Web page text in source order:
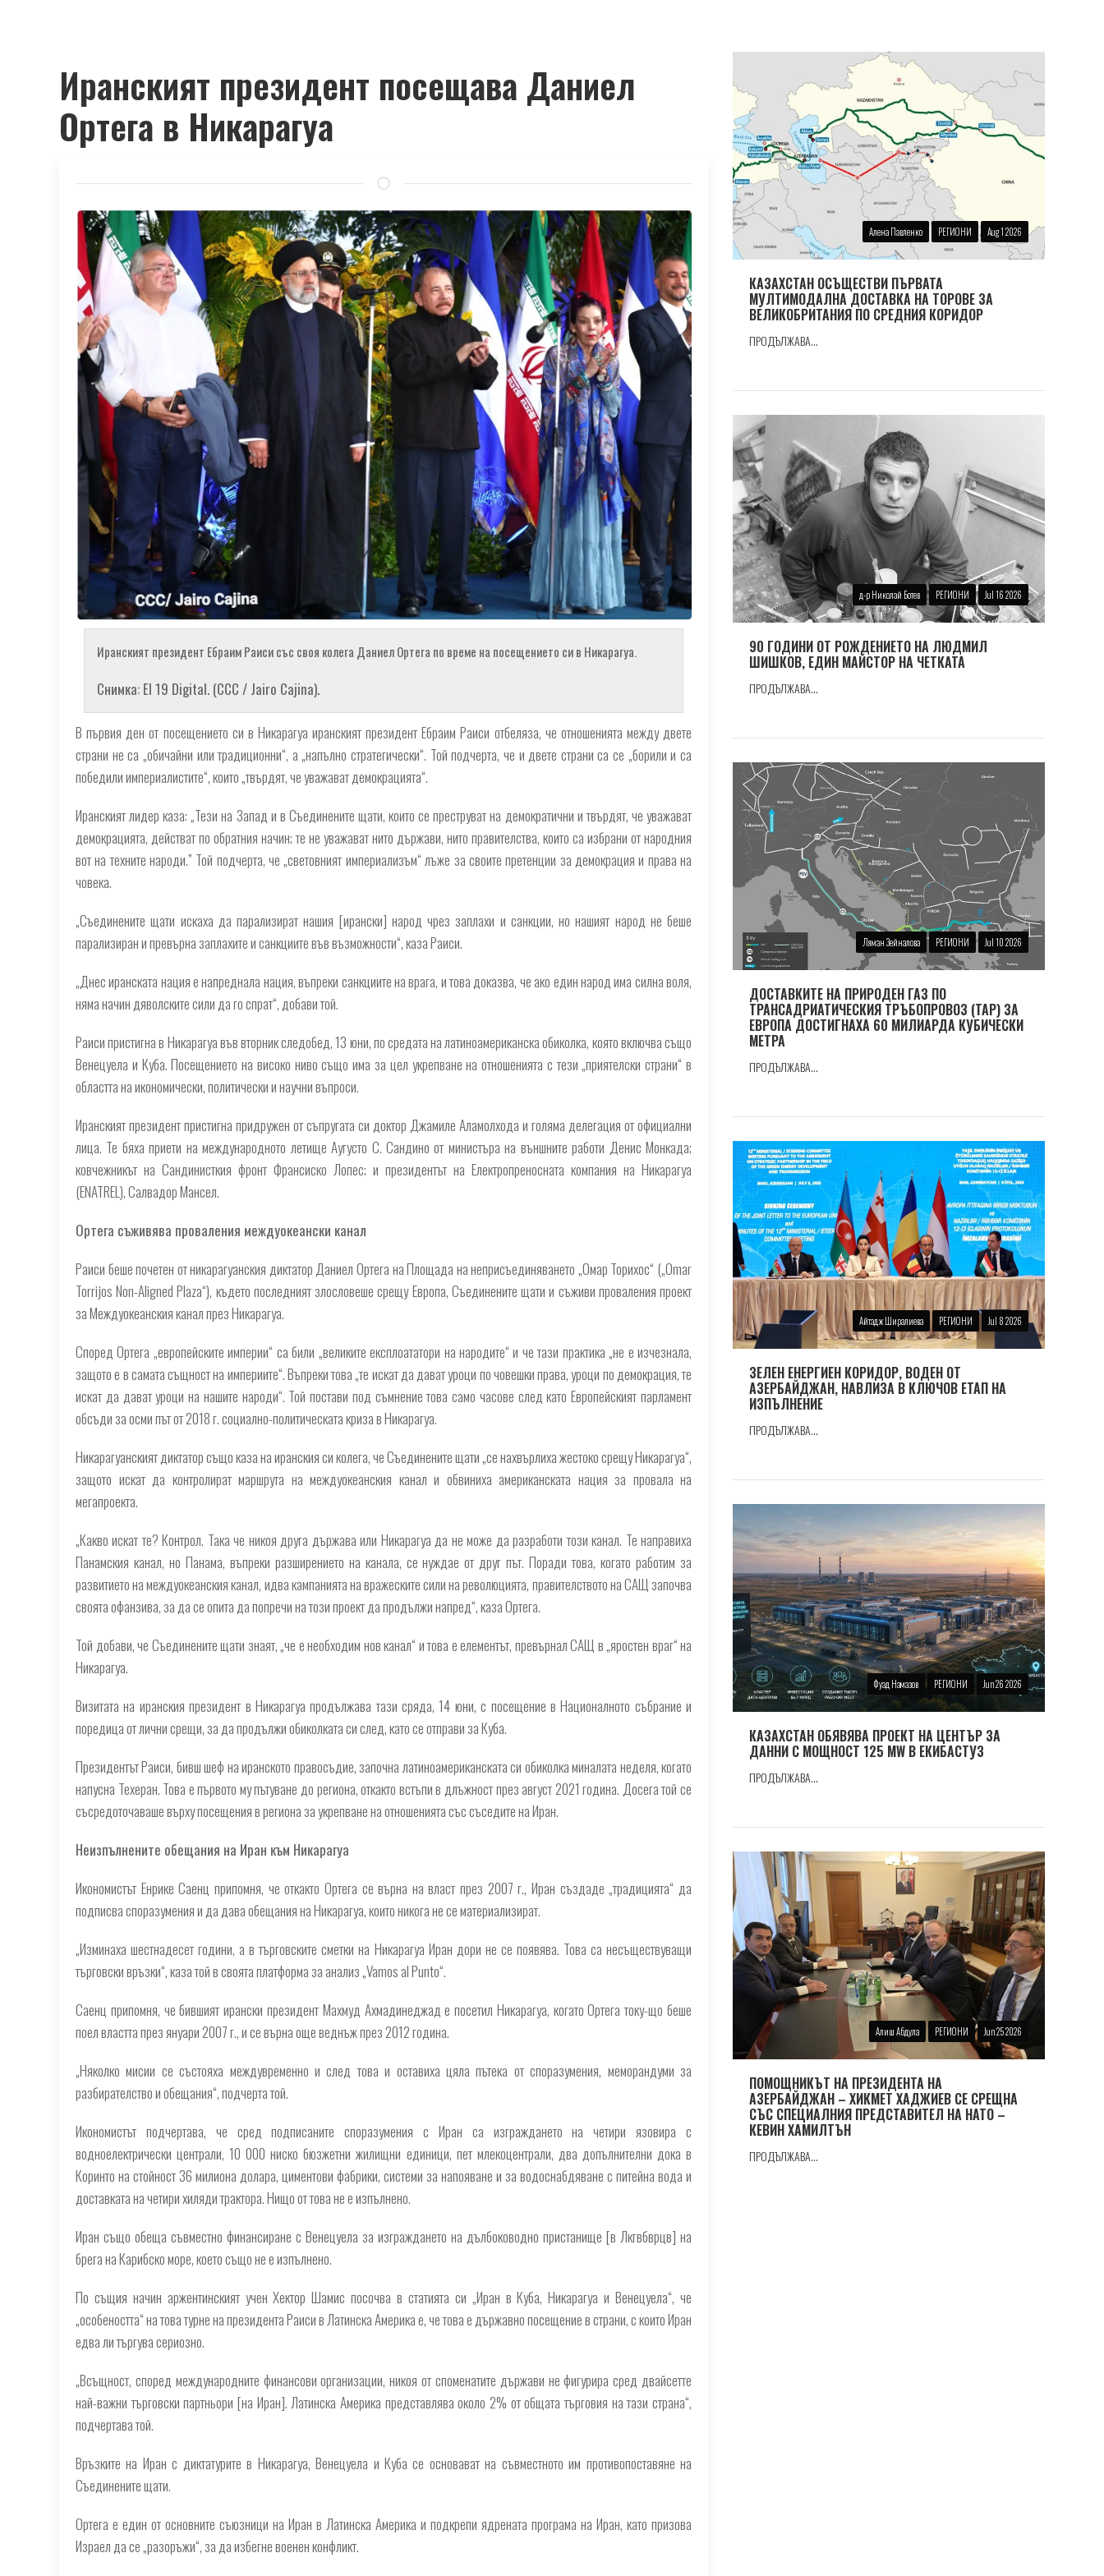
Иранският президент посещава Даниел
Ортега в Никарагуа
Иранският президент Ебраим Раиси със своя колега Даниел Ортега по време на посещението си в Никарагуа.
Снимка: El 19 Digital. (CCC / Jairo Cajina).
В първия ден от посещението си в Никарагуа иранският президент Ебраим Раиси отбеляза, че отношенията между двете
страни не са „обичайни или традиционни“, а „напълно стратегически“. Той подчерта, че и двете страни са се „борили и са
победили империалистите“, които „твърдят, че уважават демокрацията“.
Иранският лидер каза: „Тези на Запад и в Съединените щати, които се преструват на демократични и твърдят, че уважават
демокрацията, действат по обратния начин; те не уважават нито държави, нито правителства, които са избрани от народния
вот на техните народи.” Той подчерта, че „световният империализъм“ лъже за своите претенции за демокрация и права на
човека.
„Съединените щати искаха да парализират нашия [ирански] народ чрез заплахи и санкции, но нашият народ не беше
парализиран и превърна заплахите и санкциите във възможности“, каза Раиси.
„Днес иранската нация е напреднала нация, въпреки санкциите на врага, и това доказва, че ако един народ има силна воля,
няма начин дяволските сили да го спрат“, добави той.
Раиси пристигна в Никарагуа във вторник следобед, 13 юни, по средата на латиноамериканска обиколка, която включва също
Венецуела и Куба. Посещението на високо ниво също има за цел укрепване на отношенията с тези „приятелски страни“ в
областта на икономически, политически и научни въпроси.
Иранският президент пристигна придружен от съпругата си доктор Джамиле Аламолхода и голяма делегация от официални
лица. Те бяха приети на международното летище Аугусто С. Сандино от министъра на външните работи Денис Монкада;
ковчежникът на Сандинисткия фронт Франсиско Лопес; и президентът на Електропреносната компания на Никарагуа
(ENATREL), Салвадор Мансел.
Ортега съживява проваления междуокеански канал
Раиси беше почетен от никарагуанския диктатор Даниел Ортега на Площада на неприсъединяването „Омар Торихос“ („Omar
Torrijos Non-Aligned Plaza“), където последният злословеше срещу Европа, Съединените щати и съживи проваления проект
за Междуокеанския канал през Никарагуа.
Според Ортега „европейските империи“ са били „великите експлоататори на народите“ и че тази практика „не е изчезнала,
защото е в самата същност на империите“. Въпреки това „те искат да дават уроци по човешки права, уроци по демокрация, те
искат да дават уроци на нашите народи“. Той постави под съмнение това само часове след като Европейският парламент
обсъди за осми път от 2018 г. социално-политическата криза в Никарагуа.
Никарагуанският диктатор също каза на иранския си колега, че Съединените щати „се нахвърлиха жестоко срещу Никарагуа“,
защото искат да контролират маршрута на междуокеанския канал и обвиниха американската нация за провала на
мегапроекта.
„Какво искат те? Контрол. Така че никоя друга държава или Никарагуа да не може да разработи този канал. Те направиха
Панамския канал, но Панама, въпреки разширението на канала, се нуждае от друг път. Поради това, когато работим за
развитието на междуокеанския канал, идва кампанията на вражеските сили на революцията, правителството на САЩ започва
своята офанзива, за да се опита да попречи на този проект да продължи напред“, каза Ортега.
Той добави, че Съединените щати знаят, „че е необходим нов канал“ и това е елементът, превърнал САЩ в „яростен враг“ на
Никарагуа.
Визитата на иранския президент в Никарагуа продължава тази сряда, 14 юни, с посещение в Националното събрание и
поредица от лични срещи, за да продължи обиколката си след, като се отправи за Куба.
Президентът Раиси, бивш шеф на иранското правосъдие, започна латиноамериканската си обиколка миналата неделя, когато
напусна Техеран. Това е първото му пътуване до региона, откакто встъпи в длъжност през август 2021 година. Досега той се
съсредоточаваше върху посещения в региона за укрепване на отношенията със съседите на Иран.
Неизпълнените обещания на Иран към Никарагуа
Икономистът Енрике Саенц припомня, че откакто Ортега се върна на власт през 2007 г., Иран създаде „традицията“ да
подписва споразумения и да дава обещания на Никарагуа, които никога не се материализират.
„Изминаха шестнадесет години, а в търговските сметки на Никарагуа Иран дори не се появява. Това са несъществуващи
търговски връзки“, каза той в своята платформа за анализ „Vamos al Punto“.
Саенц припомня, че бившият ирански президент Махмуд Ахмадинеджад е посетил Никарагуа, когато Ортега току-що беше
поел властта през януари 2007 г., и се върна още веднъж през 2012 година.
„Няколко мисии се състояха междувременно и след това и оставиха цяла пътека от споразумения, меморандуми за
разбирателство и обещания“, подчерта той.
Икономистът подчертава, че сред подписаните споразумения с Иран са изграждането на четири язовира с
водноелектрически централи, 10 000 ниско бюзжетни жилищни единици, пет млекоцентрали, два допълнителни дока в
Коринто на стойност 36 милиона долара, циментови фабрики, системи за напояване и за водоснабдяване с питейна вода и
доставката на четири хиляди трактора. Нищо от това не е изпълнено.
Иран също обеща съвместно финансиране с Венецуела за изграждането на дълбоководно пристанище [в Лкгвбврцв] на
брега на Карибско море, което също не е изпълнено.
По същия начин аржентинският учен Хектор Шамис посочва в статията си „Иран в Куба, Никарагуа и Венецуела“, че
„особеността“ на това турне на президента Раиси в Латинска Америка е, че това е държавно посещение в страни, с които Иран
едва ли търгува сериозно.
„Всъщност, според международните финансови организации, никоя от споменатите държави не фигурира сред двайсетте
най-важни търговски партньори [на Иран]. Латинска Америка представлява около 2% от общата търговия на тази страна“,
подчертава той.
Връзките на Иран с диктатурите в Никарагуа, Венецуела и Куба се основават на съвместното им противопоставяне на
Съединените щати.
Ортега е един от основните съюзници на Иран в Латинска Америка и подкрепи ядрената програма на Иран, като призова
Израел да се „разоръжи“, за да избегне военен конфликт.
Алена Павленко РЕГИОНИ Aug 1 2026
КАЗАХСТАН ОСЪЩЕСТВИ ПЪРВАТА
МУЛТИМОДАЛНА ДОСТАВКА НА ТОРОВЕ ЗА
ВЕЛИКОБРИТАНИЯ ПО СРЕДНИЯ КОРИДОР
ПРОДЪЛЖАВА...
д-р Николай Ботев РЕГИОНИ Jul 16 2026
90 ГОДИНИ ОТ РОЖДЕНИЕТО НА ЛЮДМИЛ
ШИШКОВ, ЕДИН МАЙСТОР НА ЧЕТКАТА
ПРОДЪЛЖАВА...
Ляман Зейналова РЕГИОНИ Jul 10 2026
ДОСТАВКИТЕ НА ПРИРОДЕН ГАЗ ПО
ТРАНСАДРИАТИЧЕСКИЯ ТРЪБОПРОВОЗ (TAP) ЗА
ЕВРОПА ДОСТИГНАХА 60 МИЛИАРДА КУБИЧЕСКИ
МЕТРА
ПРОДЪЛЖАВА...
Айтадж Ширалиева РЕГИОНИ Jul 8 2026
ЗЕЛЕН ЕНЕРГИЕН КОРИДОР, ВОДЕН ОТ
АЗЕРБАЙДЖАН, НАВЛИЗА В КЛЮЧОВ ЕТАП НА
ИЗПЪЛНЕНИЕ
ПРОДЪЛЖАВА...
Фуад Намазов РЕГИОНИ Jun 26 2026
КАЗАХСТАН ОБЯВЯВА ПРОЕКТ НА ЦЕНТЪР ЗА
ДАННИ С МОЩНОСТ 125 MW В ЕКИБАСТУЗ
ПРОДЪЛЖАВА...
Алиш Абдула РЕГИОНИ Jun 25 2026
ПОМОЩНИКЪТ НА ПРЕЗИДЕНТА НА
АЗЕРБАЙДЖАН – ХИКМЕТ ХАДЖИЕВ СЕ СРЕЩНА
СЪС СПЕЦИАЛНИЯ ПРЕДСТАВИТЕЛ НА НАТО –
КЕВИН ХАМИЛТЪН
ПРОДЪЛЖАВА...